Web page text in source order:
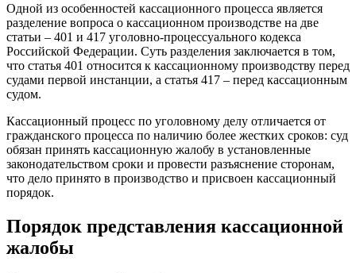
Одной из особенностей кассационного процесса является
разделение вопроса о кассационном производстве на две
статьи – 401 и 417 уголовно-процессуального кодекса
Российской Федерации. Суть разделения заключается в том,
что статья 401 относится к кассационному производству перед
судами первой инстанции, а статья 417 – перед кассационным
судом.
Кассационный процесс по уголовному делу отличается от
гражданского процесса по наличию более жестких сроков: суд
обязан принять кассационную жалобу в установленные
законодательством сроки и провести разъяснение сторонам,
что дело принято в производство и присвоен кассационный
порядок.
Порядок представления кассационной
жалобы